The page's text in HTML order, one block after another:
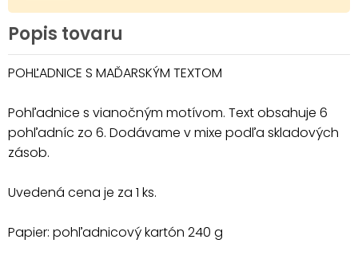
Popis tovaru
POHĽADNICE S MAĎARSKÝM TEXTOM
Pohľadnice s vianočným motívom. Text obsahuje 6
pohľadníc zo 6. Dodávame v mixe podľa skladových
zásob.
Uvedená cena je za 1 ks.
Papier: pohľadnicový kartón 240 g